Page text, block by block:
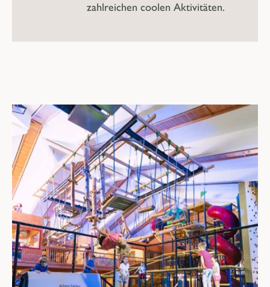
zahlreichen coolen Aktivitäten.